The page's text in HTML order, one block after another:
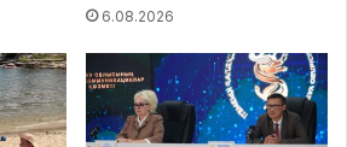
6.08.2026